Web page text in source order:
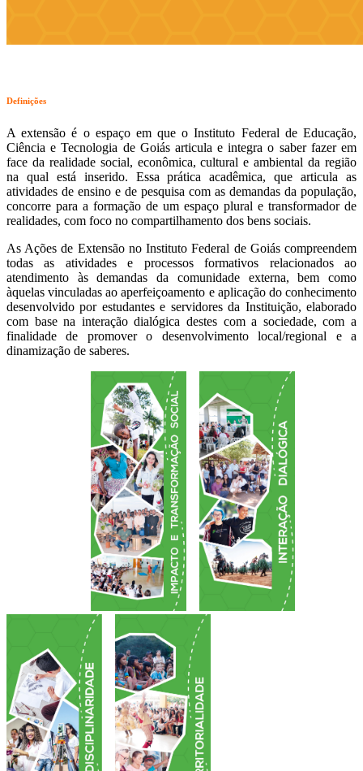
Definições
A extensão é o espaço em que o Instituto Federal de Educação,
Ciência e Tecnologia de Goiás articula e integra o saber fazer em
face da realidade social, econômica, cultural e ambiental da região
na qual está inserido. Essa prática acadêmica, que articula as
atividades de ensino e de pesquisa com as demandas da população,
concorre para a formação de um espaço plural e transformador de
realidades, com foco no compartilhamento dos bens sociais.
As Ações de Extensão no Instituto Federal de Goiás compreendem
todas as atividades e processos formativos relacionados ao
atendimento às demandas da comunidade externa, bem como
àquelas vinculadas ao aperfeiçoamento e aplicação do conhecimento
desenvolvido por estudantes e servidores da Instituição, elaborado
com base na interação dialógica destes com a sociedade, com a
finalidade de promover o desenvolvimento local/regional e a
dinamização de saberes.